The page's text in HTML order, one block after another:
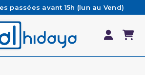
passées avant 15h (lun au Vend)
et expédiées le jour même
? Retrouvez notre FAQ
à partir de 65€ d'achat*